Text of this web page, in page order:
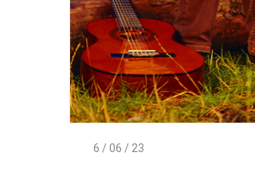
6 / 06 / 23